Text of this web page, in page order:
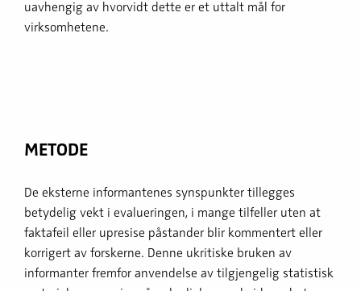
uavhengig av hvorvidt dette er et uttalt mål for
virksomhetene.
METODE
De eksterne informantenes synspunkter tillegges
betydelig vekt i evalueringen, i mange tilfeller uten at
faktafeil eller upresise påstander blir kommentert eller
korrigert av forskerne. Denne ukritiske bruken av
informanter fremfor anvendelse av tilgjengelig statistisk